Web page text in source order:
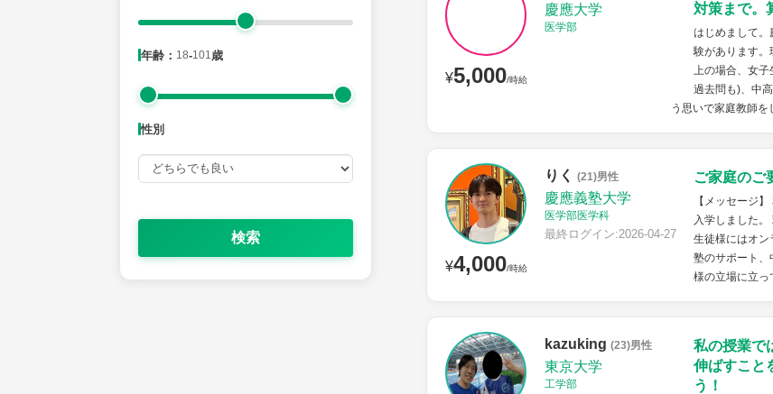
年齢： 18-101 歳
性別
検索
¥5,000/時給
慶應大学
医学部
対策まで。
はじめまして
験があります。
上の場合、女子
過去問も)、中
う思いで家庭教師
¥4,000/時給
りく (21)男性
慶應義塾大学
医学部医学科
最終ログイン:2026-04-27
ご家庭のご
【メッセージ
入学しました
生徒様にはオン
塾のサポート、
様の立場に立っ
kazuking (23)男性
東京大学
工学部
私の授業で
伸ばすこと
う！
年齢：18-101歳